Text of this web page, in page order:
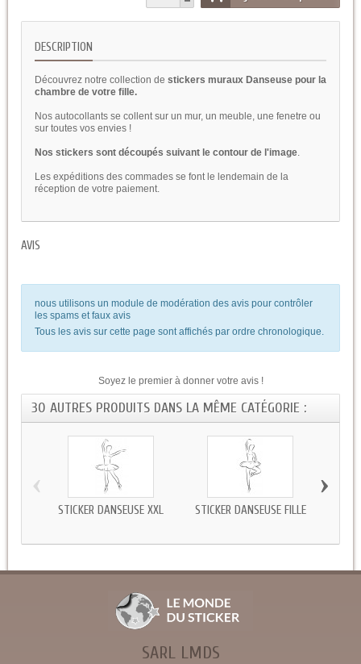
DESCRIPTION
Découvrez notre collection de stickers muraux Danseuse pour la
chambre de votre fille.
Nos autocollants se collent sur un mur, un meuble, une fenetre ou
sur toutes vos envies !
Nos stickers sont découpés suivant le contour de l'image.
Les expéditions des commades se font le lendemain de la
réception de votre paiement.
AVIS
nous utilisons un module de modération des avis pour contrôler
les spams et faux avis
Tous les avis sur cette page sont affichés par ordre chronologique.
Soyez le premier à donner votre avis !
30 AUTRES PRODUITS DANS LA MÊME CATÉGORIE :
STICKER DANSEUSE XXL STICKER DANSEUSE FILLE
‹ ›
SARL LMDS